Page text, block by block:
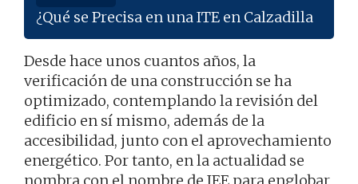
¿Qué se Precisa en una ITE en Calzadilla
Desde hace unos cuantos años, la
verificación de una construcción se ha
optimizado, contemplando la revisión del
edificio en sí mismo, además de la
accesibilidad, junto con el aprovechamiento
energético. Por tanto, en la actualidad se